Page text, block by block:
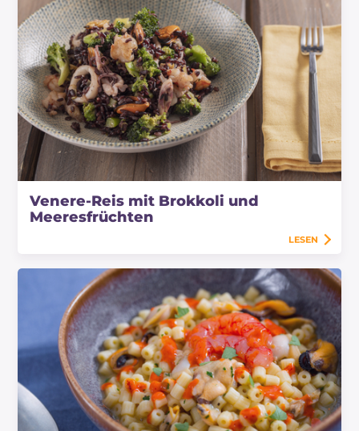
Venere-Reis mit Brokkoli und
Meeresfrüchten
LESEN